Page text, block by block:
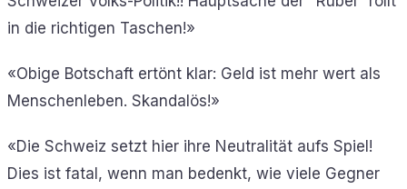
in die richtigen Taschen!»
«Obige Botschaft ertönt klar: Geld ist mehr wert als
Menschenleben. Skandalös!»
«Die Schweiz setzt hier ihre Neutralität aufs Spiel!
Dies ist fatal, wenn man bedenkt, wie viele Gegner